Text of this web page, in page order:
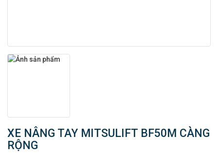
XE NÂNG TAY MITSULIFT BF50M CÀNG
RỘNG